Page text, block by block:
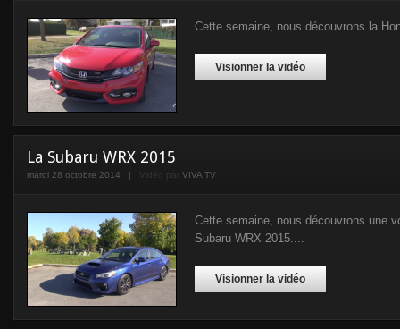
Cette semaine, nous découvrons la
Visionner la vidéo
La Subaru WRX 2015
mardi 28 octobre 2014 | Vidéo par VIVA TV
Cette semaine, nous découvrons une
Subaru WRX 2015....
Visionner la vidéo